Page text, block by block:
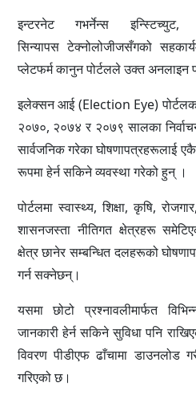
इन्टरनेट गभर्नेन्स
सिन्यापस टेक्नोलोजीजसँगको
प्लेटफर्म कानुन पोर्टलले उक्त अनलाइन
इलेक्सन आई (Election Eye)
२०७०, २०७४ र २०७९ सालका
सार्वजनिक गरेका घोषणापत्रहरूलाई
रूपमा हेर्न सकिने व्यवस्था गरेको हुन् ।
पोर्टलमा स्वास्थ्य, शिक्षा, कृषि,
शासनजस्ता नीतिगत क्षेत्रहरू
क्षेत्र छानेर सम्बन्धित दलहरूको
गर्न सक्नेछन्।
यसमा छोटो प्रश्नावलीमार्फत
जानकारी हेर्न सकिने सुविधा पनि
विवरण पीडीएफ ढाँचामा डाउनलोड
गरिएको छ।